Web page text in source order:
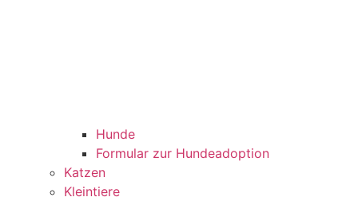
Hunde
Formular zur Hundeadoption
Katzen
Kleintiere